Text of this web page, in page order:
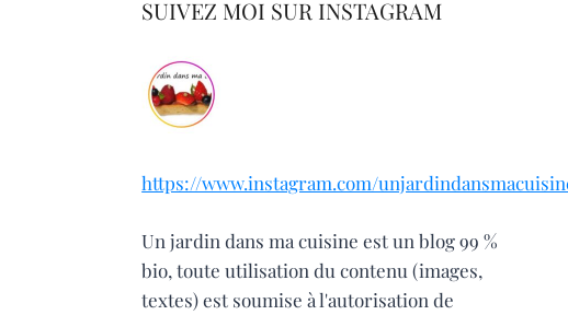
SUIVEZ MOI SUR INSTAGRAM
https://www.instagram.com/
Un jardin dans ma cuisine est un blog 99 %
bio, toute utilisation du contenu (images,
textes) est soumise à l'autorisation de